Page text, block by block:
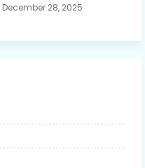
December 28, 2025